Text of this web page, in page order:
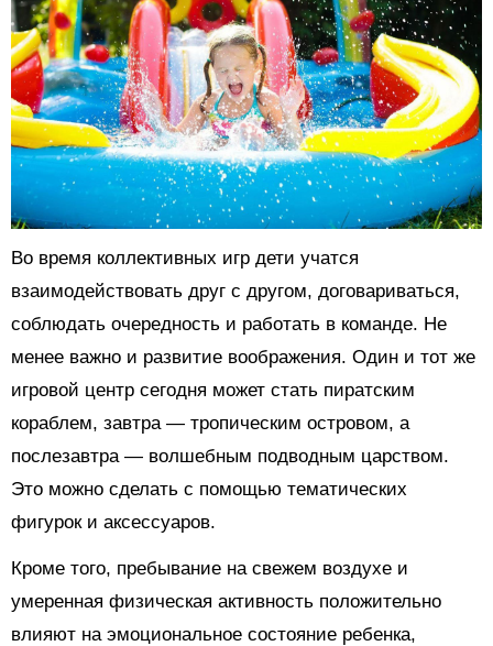
Во время коллективных игр дети учатся
взаимодействовать друг с другом, договариваться,
соблюдать очередность и работать в команде. Не
менее важно и развитие воображения. Один и тот же
игровой центр сегодня может стать пиратским
кораблем, завтра — тропическим островом, а
послезавтра — волшебным подводным царством.
Это можно сделать с помощью тематических
фигурок и аксессуаров.
Кроме того, пребывание на свежем воздухе и
умеренная физическая активность положительно
влияют на эмоциональное состояние ребенка,